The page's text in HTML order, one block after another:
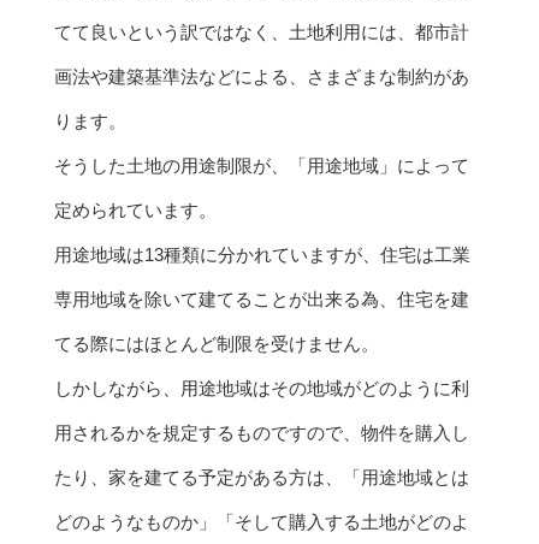
てて良いという訳ではなく、土地利用には、都市計
画法や建築基準法などによる、さまざまな制約があ
ります。
そうした土地の用途制限が、「用途地域」によって
定められています。
用途地域は13種類に分かれていますが、住宅は工業
専用地域を除いて建てることが出来る為、住宅を建
てる際にはほとんど制限を受けません。
しかしながら、用途地域はその地域がどのように利
用されるかを規定するものですので、物件を購入し
たり、家を建てる予定がある方は、「用途地域とは
どのようなものか」「そして購入する土地がどのよ